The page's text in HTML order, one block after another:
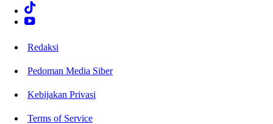
Redaksi
Pedoman Media Siber
Kebijakan Privasi
Terms of Service